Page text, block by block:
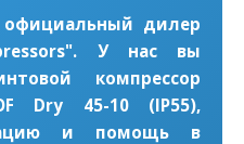
дилер
У нас вы
компрессор
Dry 45-10 (IP55),
и помощь в